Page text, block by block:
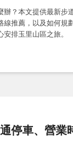
辦？本文提供最新步
線推薦，以及如何規
排玉里山區之旅。
停車、營業